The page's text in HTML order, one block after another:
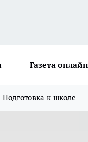
Газета онлайн
Подготовка к школе